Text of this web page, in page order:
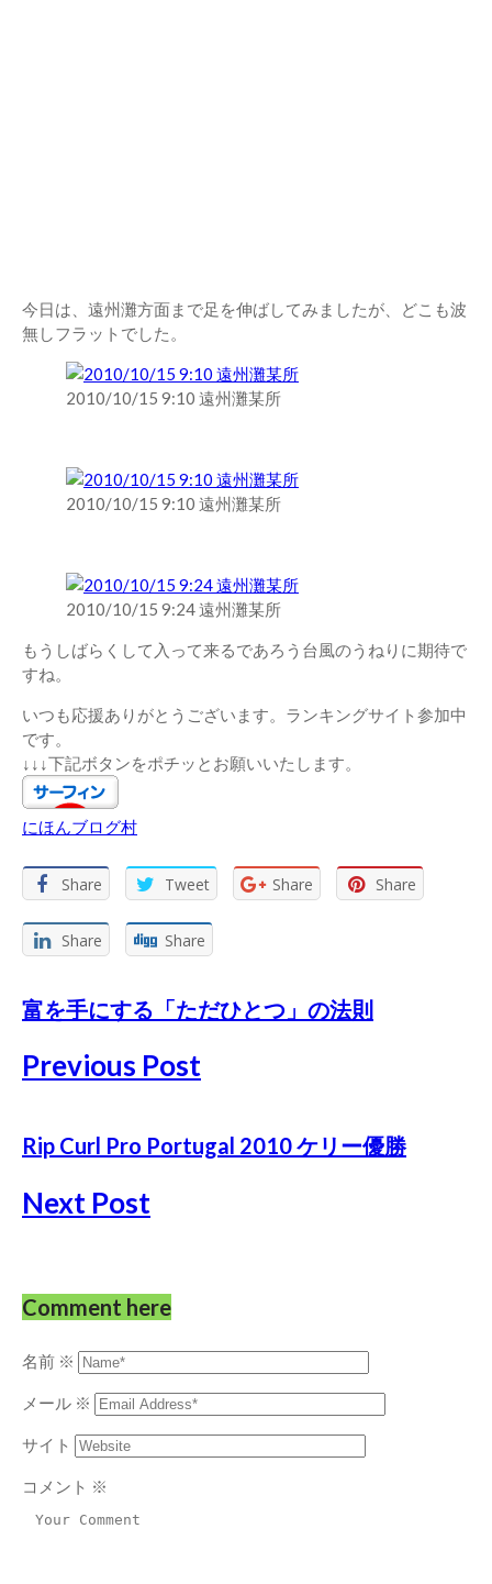
今日は、遠州灘方面まで足を伸ばしてみましたが、どこも波
無しフラットでした。
2010/10/15 9:10 遠州灘某所
2010/10/15 9:10 遠州灘某所
2010/10/15 9:24 遠州灘某所
もうしばらくして入って来るであろう台風のうねりに期待で
すね。
いつも応援ありがとうございます。ランキングサイト参加中
です。
↓↓↓下記ボタンをポチッとお願いいたします。
にほんブログ村
Share Tweet Share Share
Share Share
富を手にする「ただひとつ」の法則
Previous Post
Rip Curl Pro Portugal 2010 ケリー優勝
Next Post
Comment here
名前 ※
メール ※
サイト
コメント ※